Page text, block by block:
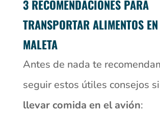
3 RECOMENDACIONES PARA
TRANSPORTAR ALIMENTOS
MALETA
Antes de nada te
seguir estos útiles consejos
llevar comida en el avión: